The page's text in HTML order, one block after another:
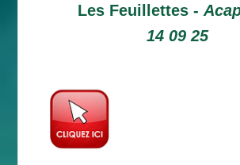
Les Feuillettes -
14 09 25